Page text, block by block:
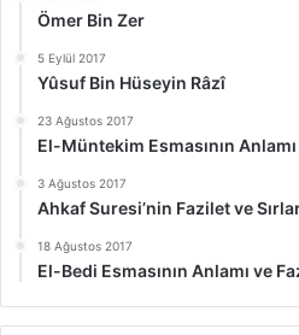
Ömer Bin Zer
5 Eylül 2017
Yûsuf Bin Hüseyin Râzî
23 Ağustos 2017
El-Müntekim Esmasının
3 Ağustos 2017
Ahkaf Suresi’nin Fazilet ve
18 Ağustos 2017
El-Bedi Esmasının Anlamı ve